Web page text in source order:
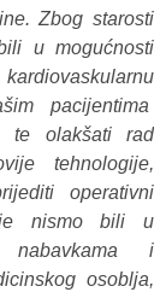
Zbog starosti
u mogućnosti
pacijentima
te olakšati rad
tehnologije,
operativni
nismo bili u
nabavkama i
osoblja,